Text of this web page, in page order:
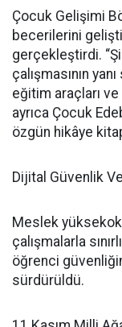
Çocuk Gelişimi
becerilerini
gerçekleştirdi.
çalışmasının
eğitim araçları
ayrıca Çocuk
özgün hikâye
Dijital Güvenlik Ve
Meslek
çalışmalarla
öğrenci
sürdürüldü.